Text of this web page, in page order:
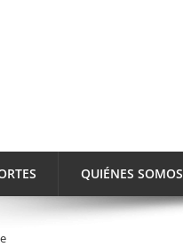
QUIÉNES SOMOS